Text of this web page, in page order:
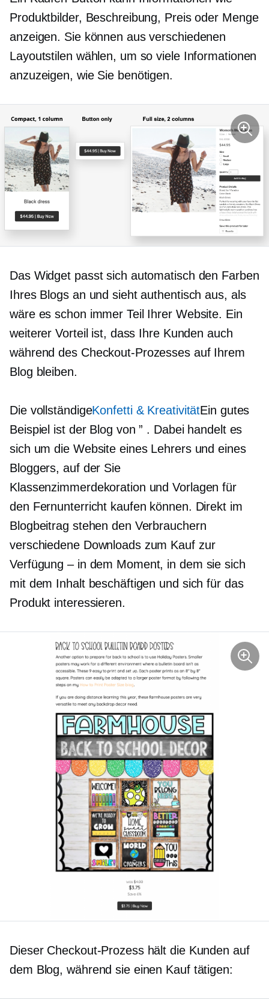
Produktbilder, Beschreibung, Preis oder Menge
anzeigen. Sie können aus verschiedenen
Layoutstilen wählen, um so viele Informationen
anzuzeigen, wie Sie benötigen.
Das Widget passt sich automatisch den Farben
Ihres Blogs an und sieht authentisch aus, als
wäre es schon immer Teil Ihrer Website. Ein
weiterer Vorteil ist, dass Ihre Kunden auch
während des Checkout-Prozesses auf Ihrem
Blog bleiben.
Die vollständigeKonfetti & KreativitätEin gutes
Beispiel ist der Blog von ” . Dabei handelt es
sich um die Website eines Lehrers und eines
Bloggers, auf der Sie
Klassenzimmerdekoration und Vorlagen für
den Fernunterricht kaufen können. Direkt im
Blogbeitrag stehen den Verbrauchern
verschiedene Downloads zum Kauf zur
Verfügung – in dem Moment, in dem sie sich
mit dem Inhalt beschäftigen und sich für das
Produkt interessieren.
Dieser Checkout-Prozess hält die Kunden auf
dem Blog, während sie einen Kauf tätigen: